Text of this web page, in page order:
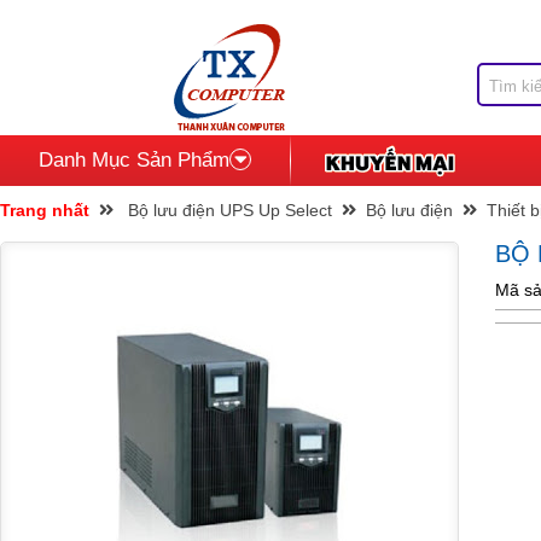
Danh Mục Sản Phẩm
Trang nhất Bộ lưu điện UPS Up Select Bộ lưu điện Thiết
BỘ
Mã